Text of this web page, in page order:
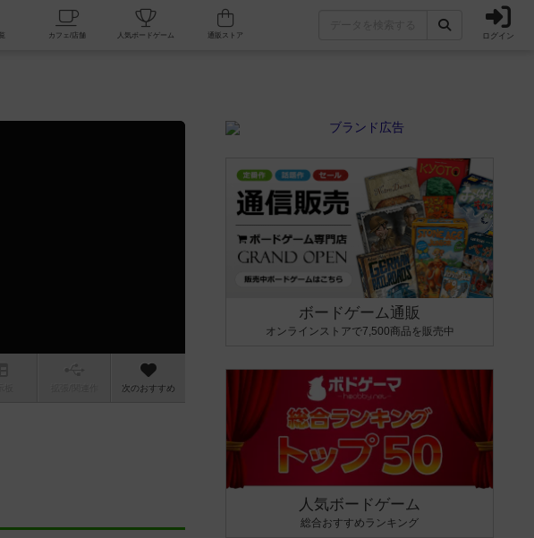
掲示板一覧 カフェ/店舗 人気ボードゲーム ログイン
次のおすすめ
ボードゲーム通販
オンラインストアで7,500商品を販売中
人気ボードゲーム
総合おすすめランキング